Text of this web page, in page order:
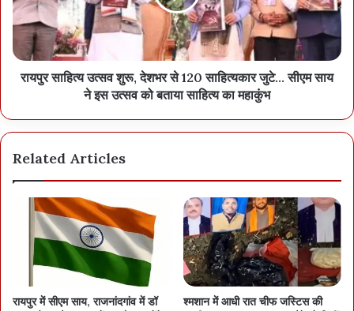
रायपुर साहित्य उत्सव शुरू, देशभर से 120 साहित्यकार जुटे… सीएम साय
ने इस उत्सव को बताया साहित्य का महाकुंभ
Related Articles
रायपुर में सीएम साय, राजनांदगांव में डॉ
श्मशान में आधी रात चीफ जस्टिस की